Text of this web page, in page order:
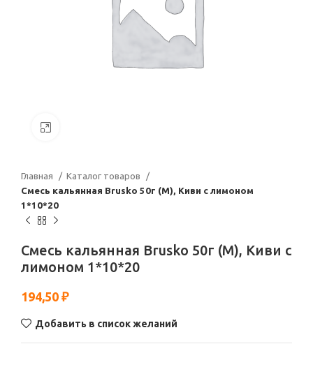
Главная
Каталог товаров
Смесь кальянная Brusko 50г (М), Киви с лимоном
1*10*20
Смесь кальянная Brusko 50г (М), Киви с
лимоном 1*10*20
194,50 ₽
Добавить в список желаний